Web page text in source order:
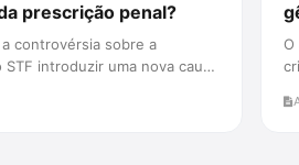
prescrição penal?
controvérsia sobre a
introduzir uma nova causa
O